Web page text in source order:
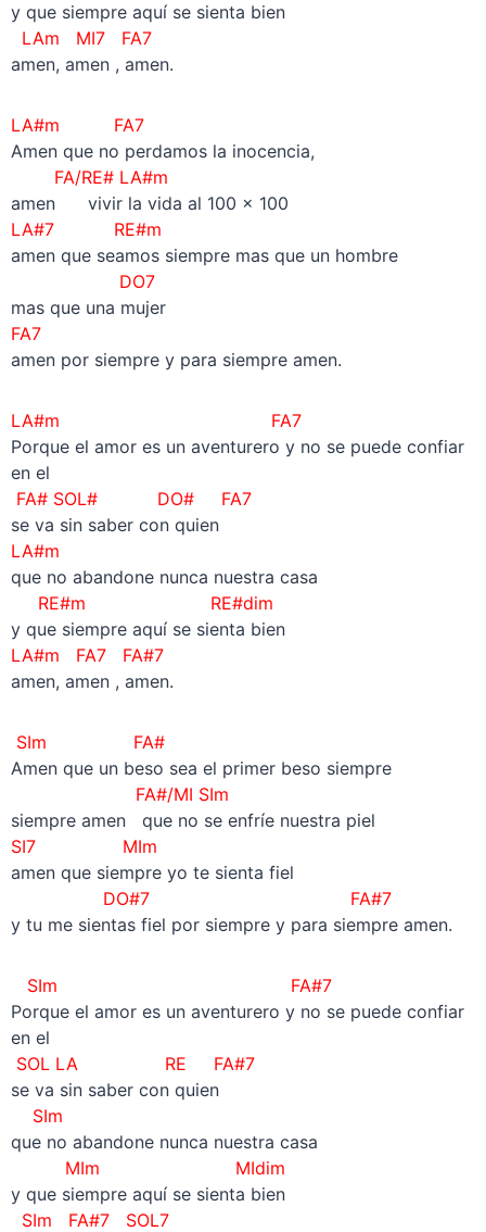
y que siempre aquí se sienta bien
LAm MI7 FA7
amen, amen , amen.
LA#m FA7
Amen que no perdamos la inocencia,
FA/RE# LA#m
amen vivir la vida al 100 x 100
LA#7 RE#m
amen que seamos siempre mas que un hombre
DO7
mas que una mujer
FA7
amen por siempre y para siempre amen.
LA#m FA7
Porque el amor es un aventurero y no se puede confiar
en el
FA# SOL# DO# FA7
se va sin saber con quien
LA#m
que no abandone nunca nuestra casa
RE#m RE#dim
y que siempre aquí se sienta bien
LA#m FA7 FA#7
amen, amen , amen.
SIm FA#
Amen que un beso sea el primer beso siempre
FA#/MI SIm
siempre amen que no se enfríe nuestra piel
SI7 MIm
amen que siempre yo te sienta fiel
DO#7 FA#7
y tu me sientas fiel por siempre y para siempre amen.
SIm FA#7
Porque el amor es un aventurero y no se puede confiar
en el
SOL LA RE FA#7
se va sin saber con quien
SIm
que no abandone nunca nuestra casa
MIm MIdim
y que siempre aquí se sienta bien
SIm FA#7 SOL7